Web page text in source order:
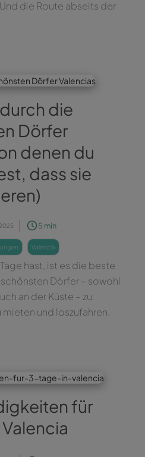
die Route abseits der
die
Dörfer
denen du
dass sie
5 min
valencia
hast, ist es die beste
Dörfer – sowohl
an der Küste – zu
und loszufahren.
für